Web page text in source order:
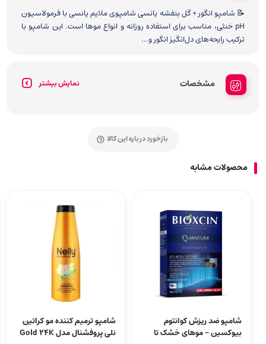
📝 شامپو انگور + گل بنفشه یانسی شامپوی ملایم یانسی با فرمولاسیون
pH خنثی، مناسب برای استفاده روزانه و انواع موها است. این شامپو با
ترکیب رایحه‌های دل‌انگیز انگور و...
مشخصات نمایش بیشتر
بازخورد درباره این کالا
محصولات مشابه
شامپو ضد ریزش کوانتوم
بیوکسین – موهای خشک تا
شامپو ترمیم کننده مو کراتین
نلی پروفشنال مدل Gold 24K